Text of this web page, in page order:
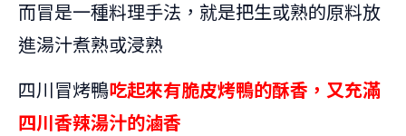
而冒是一種料理手法，就是把生或熟的原料放
進湯汁煮熟或浸熟
四川冒烤鴨吃起來有脆皮烤鴨的酥香，又充滿
四川香辣湯汁的滷香